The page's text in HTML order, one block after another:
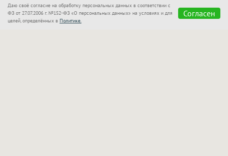
Даю своё согласие на обработку персональных данных в соответствии с
ФЗ от 27.07.2006 г. №152-ФЗ «О персональных данных» на условиях и для
целей, определённых в Политике.
Согласен